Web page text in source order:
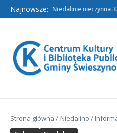
Przejdź do treści
Najnowsze:Filia w Niedalinie nieczynna
Strona główna / Niedalino /